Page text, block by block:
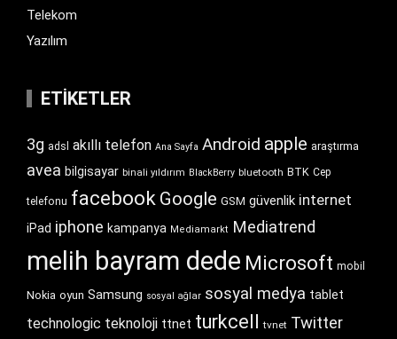
Telekom
Yazılım
ETIKETLER
3g adsl akıllı telefon Ana Sayfa Android apple araştırma
avea bilgisayar binali yıldırım BlackBerry bluetooth BTK Cep
telefonu facebook Google GSM güvenlik internet
iPad iphone kampanya Mediamarkt Mediatrend
melih bayram dede Microsoft mobil
Nokia oyun Samsung sosyal ağlar sosyal medya tablet
technologic teknoloji ttnet turkcell tvnet Twitter